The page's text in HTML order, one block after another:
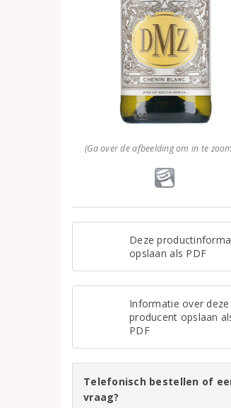
(Ga over de afbeelding om in te
Deze
opslaan als PDF
Informatie over deze
producent opslaan
PDF
Telefonisch bestellen of
vraag?